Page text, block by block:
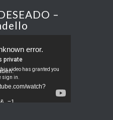
–
error.
watch?